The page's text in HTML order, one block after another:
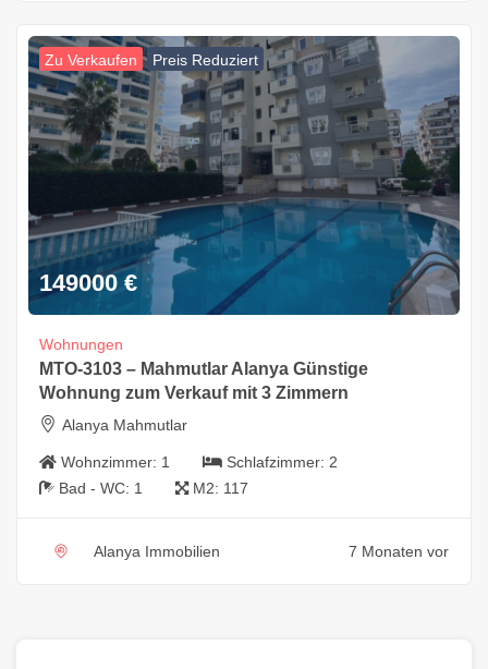
Zu Verkaufen Preis Reduziert
149000 €
Wohnungen
MTO-3103 – Mahmutlar Alanya Günstige
Wohnung zum Verkauf mit 3 Zimmern
Alanya Mahmutlar
Wohnzimmer: 1 Schlafzimmer: 2
Bad - WC: 1 M2: 117
Alanya Immobilien 7 Monaten vor